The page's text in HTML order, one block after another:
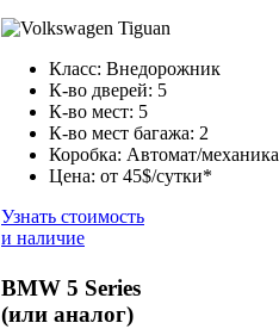
Класс: Внедорожник
К-во дверей: 5
К-во мест: 5
К-во мест багажа: 2
Коробка: Автомат/механика
Цена: от 45$/сутки*
Узнать стоимость
и наличие
BMW 5 Series
(или аналог)